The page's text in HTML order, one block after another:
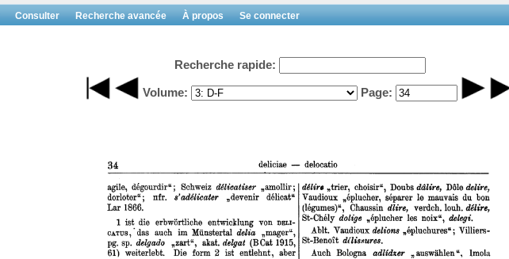
Consulter Recherche avancée À propos Se connecter
Recherche rapide:
Volume: Page: